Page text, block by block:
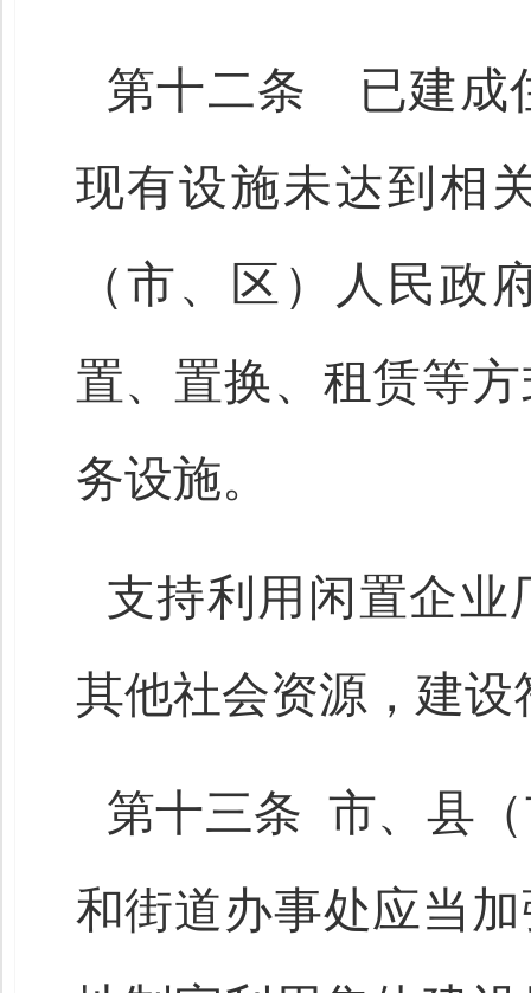
第十二条 已建成
现有设施未达到相
（市、区）人民政
置、置换、租赁等
务设施。
支持利用闲置企业
其他社会资源，建
第十三条 市、县
和街道办事处应当